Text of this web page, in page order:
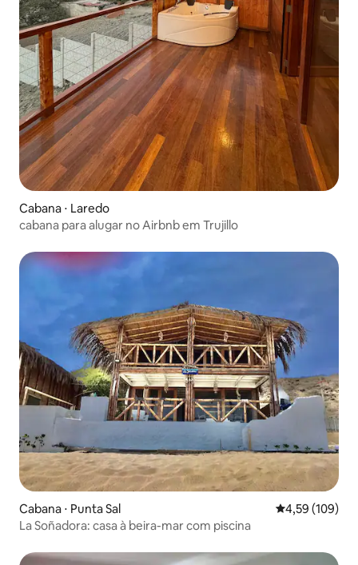
Cabana ⋅ Laredo
cabana para alugar no Airbnb em Trujillo
Cabana ⋅ Punta Sal 4,59 de uma
4,59 (109)
La Soñadora: casa à beira-mar com piscina